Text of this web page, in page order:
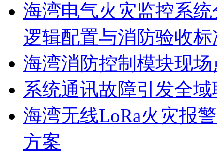
海湾电气火灾监控系
逻辑配置与消防验收标
海湾消防控制模块现
系统通讯故障引发全
海湾无线LoRa火灾报
方案